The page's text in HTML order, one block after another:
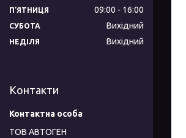
ПʼЯТНИЦЯ 09:00 16:00
СУБОТА Вихідний
НЕДІЛЯ Вихідний
Контакти
ТОВ АВТОГЕН